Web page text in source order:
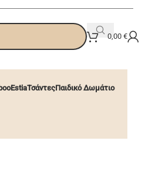
0,00 €
EstiaΤσάντεςΠαιδικό Δωμάτιο